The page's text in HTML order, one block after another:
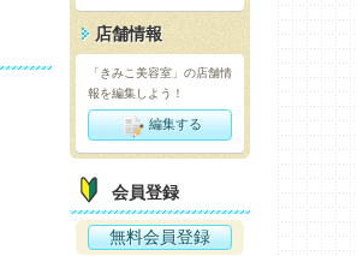
店舗情報
「きみこ美容室」の店舗情
報を編集しよう！
編集する
会員登録
無料会員登録